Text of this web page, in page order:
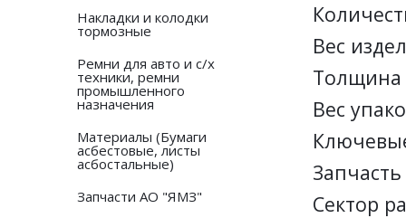
Накладки и колодки
тормозные
Ремни для авто и с/х
техники, ремни
промышленного
назначения
Материалы (Бумаги
асбестовые, листы
асбостальные)
Запчасти АО "ЯМЗ"
Вес
Толщина
Вес
Сектор